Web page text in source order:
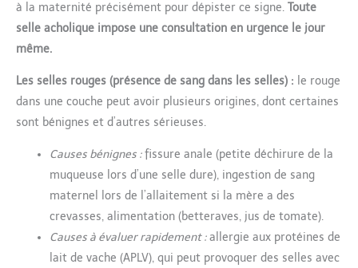
à la maternité précisément pour dépister ce signe. Toute
selle acholique impose une consultation en urgence le jour
même.
Les selles rouges (présence de sang dans les selles) : le rouge
dans une couche peut avoir plusieurs origines, dont certaines
sont bénignes et d’autres sérieuses.
Causes bénignes :fissure anale (petite déchirure de la
muqueuse lors d’une selle dure), ingestion de sang
maternel lors de l’allaitement si la mère a des
crevasses, alimentation (betteraves, jus de tomate).
Causes à évaluer rapidement :allergie aux protéines de
lait de vache (APLV), qui peut provoquer des selles avec